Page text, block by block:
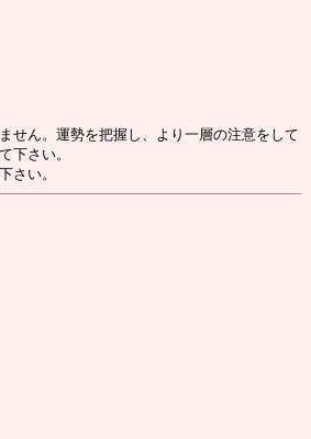
せん。運勢を把握し、より一層の注意をして
下さい。
さい。